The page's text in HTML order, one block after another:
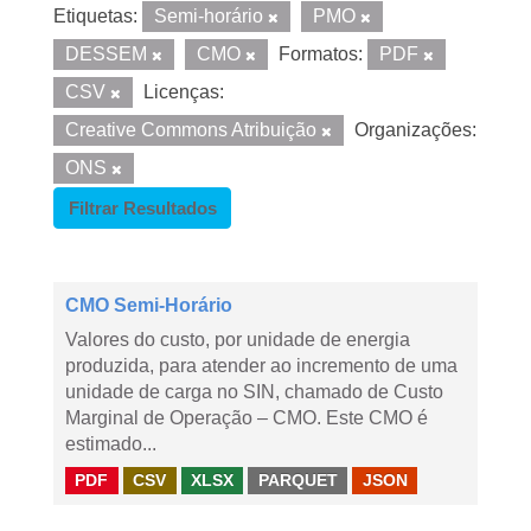
Etiquetas: Semi-horário
PMO
DESSEM
CMO Formatos:
PDF
CSV
Licenças:
Creative Commons Atribuição
Organizações:
ONS
Filtrar Resultados
CMO Semi-Horário
Valores do custo, por unidade de energia
produzida, para atender ao incremento de uma
unidade de carga no SIN, chamado de Custo
Marginal de Operação – CMO. Este CMO é
estimado...
PDF CSV XLSX PARQUET JSON